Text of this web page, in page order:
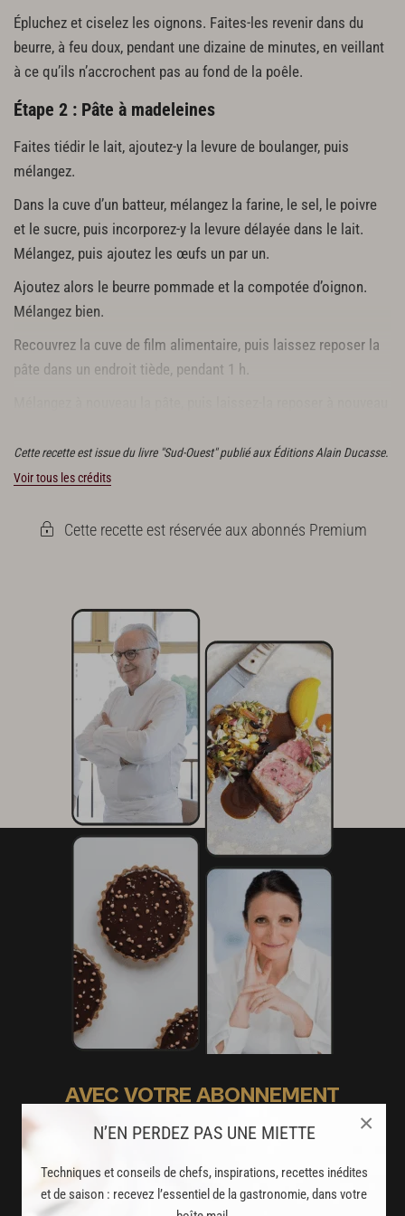
N’EN PERDEZ PAS UNE MIETTE
Techniques et conseils de chefs, inspirations, recettes inédites
et de saison : recevez l’essentiel de la gastronomie, dans votre
×
Épluchez et ciselez les oignons. Faites-les revenir dans du
beurre, à feu doux, pendant une dizaine de minutes, en veillant
à ce qu’ils n’accrochent pas au fond de la poêle.
Étape 2 : Pâte à madeleines
Faites tiédir le lait, ajoutez-y la levure de boulanger, puis
mélangez.
Dans la cuve d’un batteur, mélangez la farine, le sel, le poivre
et le sucre, puis incorporez-y la levure délayée dans le lait.
Mélangez, puis ajoutez les œufs un par un.
Ajoutez alors le beurre pommade et la compotée d’oignon.
Mélangez bien.
Recouvrez la cuve de film alimentaire, puis laissez reposer la
pâte dans un endroit tiède, pendant 1 h.
Cette recette est issue du livre "Sud-Ouest" publié aux Éditions Alain Ducasse.
Voir tous les crédits
Cette recette est réservée aux abonnés Premium
AVEC VOTRE ABONNEMENT
PREMIUM
8000 recettes exclusives